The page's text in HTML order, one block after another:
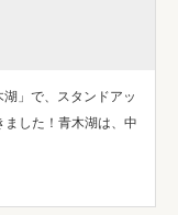
」で、スタンドアッ
した！青木湖は、中